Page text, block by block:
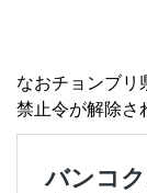
なおチョンブリ
禁止令が解除さ